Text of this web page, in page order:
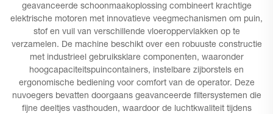
geavanceerde schoonmaakoplossing combineert krachtige
elektrische motoren met innovatieve veegmechanismen om puin,
stof en vuil van verschillende vloeroppervlakken op te
verzamelen. De machine beschikt over een robuuste constructie
met industrieel gebruiksklare componenten, waaronder
hoogcapaciteitspuincontainers, instelbare zijborstels en
ergonomische bediening voor comfort van de operator. Deze
nuvoegers bevatten doorgaans geavanceerde filtersystemen die
fijne deeltjes vasthouden, waardoor de luchtkwaliteit tijdens